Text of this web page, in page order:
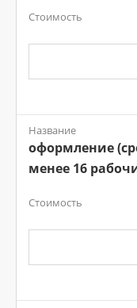
Стоимость
Название
оформление
менее 16
Стоимость